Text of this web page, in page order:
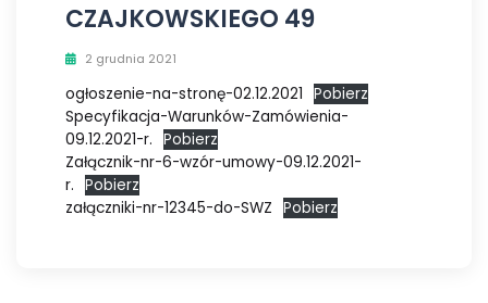
CZAJKOWSKIEGO 49
2 grudnia 2021
ogłoszenie-na-stronę-02.12.2021 Pobierz
Specyfikacja-Warunków-Zamówienia-
09.12.2021-r. Pobierz
Załącznik-nr-6-wzór-umowy-09.12.2021-
r. Pobierz
załączniki-nr-12345-do-SWZ Pobierz